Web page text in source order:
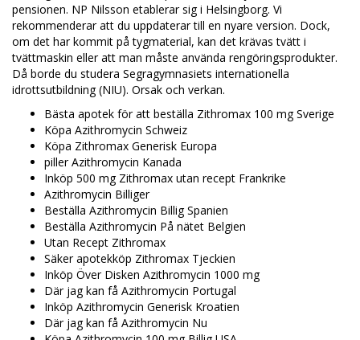
pensionen. NP Nilsson etablerar sig i Helsingborg. Vi
rekommenderar att du uppdaterar till en nyare version. Dock,
om det har kommit på tygmaterial, kan det krävas tvätt i
tvättmaskin eller att man måste använda rengöringsprodukter.
Då borde du studera Segragymnasiets internationella
idrottsutbildning (NIU). Orsak och verkan.
Bästa apotek för att beställa Zithromax 100 mg Sverige
Köpa Azithromycin Schweiz
Köpa Zithromax Generisk Europa
piller Azithromycin Kanada
Inköp 500 mg Zithromax utan recept Frankrike
Azithromycin Billiger
Beställa Azithromycin Billig Spanien
Beställa Azithromycin På nätet Belgien
Utan Recept Zithromax
Säker apotekköp Zithromax Tjeckien
Inköp Över Disken Azithromycin 1000 mg
Där jag kan få Azithromycin Portugal
Inköp Azithromycin Generisk Kroatien
Där jag kan få Azithromycin Nu